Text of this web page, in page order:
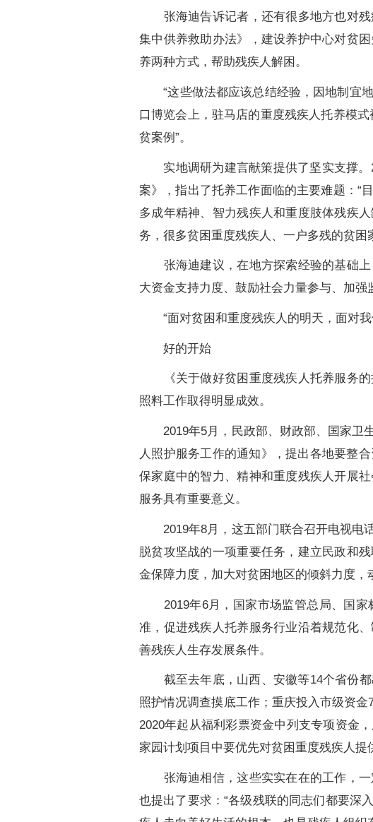
张海迪告诉记者，还有很多地方也对残
集中供养救助办法》，建设养护中心对贫
养两种方式，帮助残疾人解困。
“这些做法都应该总结经验，因地制宜地
口博览会上，驻马店的重度残疾人托养模
贫案例”。
实地调研为建言献策提供了坚实支撑。
案》，指出了托养工作面临的主要难题：“
多成年精神、智力残疾人和重度肢体残疾
务，很多贫困重度残疾人、一户多残的贫困
张海迪建议，在地方探索经验的基础上
大资金支持力度、鼓励社会力量参与、加强
“面对贫困和重度残疾人的明天，面对我
好的开始
《关于做好贫困重度残疾人托养服务的
照料工作取得明显成效。
2019年5月，民政部、财政部、国家卫生
人照护服务工作的通知》，提出各地要整
保家庭中的智力、精神和重度残疾人开展
服务具有重要意义。
2019年8月，这五部门联合召开电视电话
脱贫攻坚战的一项重要任务，建立民政和
金保障力度，加大对贫困地区的倾斜力度，
2019年6月，国家市场监管总局、国家
准，促进残疾人托养服务行业沿着规范化
善残疾人生存发展条件。
截至去年底，山西、安徽等14个省份都
照护情况调查摸底工作；重庆投入市级资
2020年起从福利彩票资金中列支专项资金
家园计划项目中要优先对贫困重度残疾人提
张海迪相信，这些实实在在的工作，一
也提出了要求：“各级残联的同志们都要深